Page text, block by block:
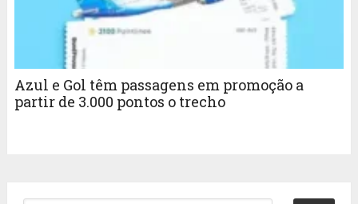
Azul e Gol têm passagens em promoção a
partir de 3.000 pontos o trecho